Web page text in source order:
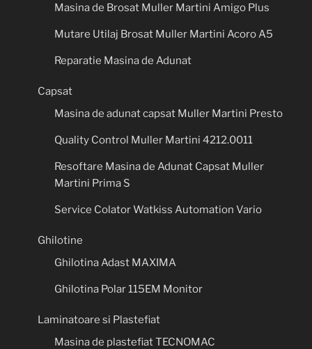
Masina de Brosat Muller Martini Amigo Plus
Mutare Utilaj Brosat Muller Martini Acoro A5
Reparatie Masina de Adunat
Capsat
Masina de adunat capsat Muller Martini Presto
Quality Control Muller Martini 4212.0011
Resoftare Masina de Adunat Capsat Muller
Martini Prima S
Service Colator Watkiss Automation Vario
Ghilotine
Ghilotina Adast MAXIMA
Ghilotina Polar 115EM Monitor
Laminatoare si Plastefiat
Masina de plastefiat TECNOMAC